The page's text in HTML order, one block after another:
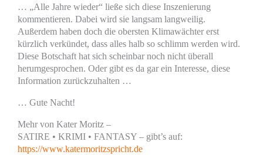
… „Alle Jahre wieder“ ließe sich diese Inszenierung
kommentieren. Dabei wird sie langsam langweilig.
Außerdem haben doch die obersten Klimawächter erst
kürzlich verkündet, dass alles halb so schlimm werden wird.
Diese Botschaft hat sich scheinbar noch nicht überall
herumgesprochen. Oder gibt es da gar ein Interesse, diese
Information zurückzuhalten …
… Gute Nacht!
Mehr von Kater Moritz –
SATIRE • KRIMI • FANTASY – gibt’s auf:
https://www.katermoritzspricht.de